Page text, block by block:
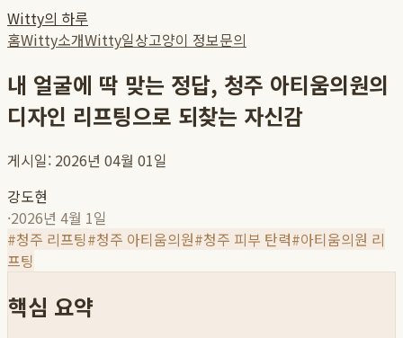
Witty의 하루
홈Witty소개Witty일상고양이 정보문의
내 얼굴에 딱 맞는 정답, 청주 아티움의원의
디자인 리프팅으로 되찾는 자신감
게시일: 2026년 04월 01일
강도현
·2026년 4월 1일
#청주 리프팅#청주 아티움의원#청주 피부 탄력#아티움의원 리
프팅
핵심 요약